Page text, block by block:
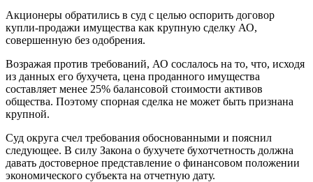
Акционеры обратились в суд с целью оспорить договор
купли-продажи имущества как крупную сделку АО,
совершенную без одобрения.
Возражая против требований, АО сослалось на то, что, исходя
из данных его бухучета, цена проданного имущества
составляет менее 25% балансовой стоимости активов
общества. Поэтому спорная сделка не может быть признана
крупной.
Суд округа счел требования обоснованными и пояснил
следующее. В силу Закона о бухучете бухотчетность должна
давать достоверное представление о финансовом положении
экономического субъекта на отчетную дату.